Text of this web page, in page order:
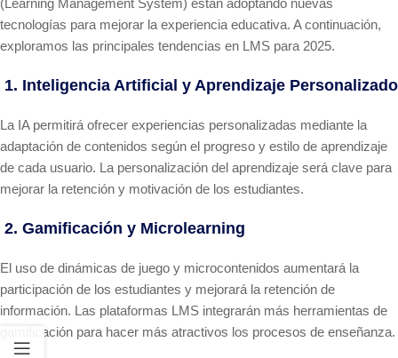
(Learning Management System) están adoptando nuevas
tecnologías para mejorar la experiencia educativa. A continuación,
exploramos las principales tendencias en LMS para 2025.
1. Inteligencia Artificial y Aprendizaje Personalizado
La IA permitirá ofrecer experiencias personalizadas mediante la
adaptación de contenidos según el progreso y estilo de aprendizaje
de cada usuario. La personalización del aprendizaje será clave para
mejorar la retención y motivación de los estudiantes.
2. Gamificación y Microlearning
El uso de dinámicas de juego y microcontenidos aumentará la
participación de los estudiantes y mejorará la retención de
información. Las plataformas LMS integrarán más herramientas de
gamificación para hacer más atractivos los procesos de enseñanza.